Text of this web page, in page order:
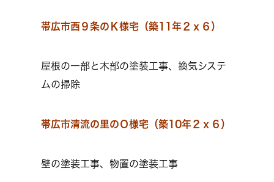
帯広市西９条のＫ様宅（築11年２ｘ６）
屋根の一部と木部の塗装工事、換気システ
ムの掃除
帯広市清流の里のＯ様宅（築10年２ｘ６）
壁の塗装工事、物置の塗装工事